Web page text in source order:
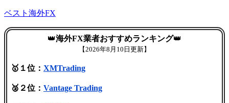
ベスト海外FX
👑海外FX業者おすすめランキング👑
【2026年8月10日更新】
🥇１位： XMTrading
🥈２位： Vantage Trading